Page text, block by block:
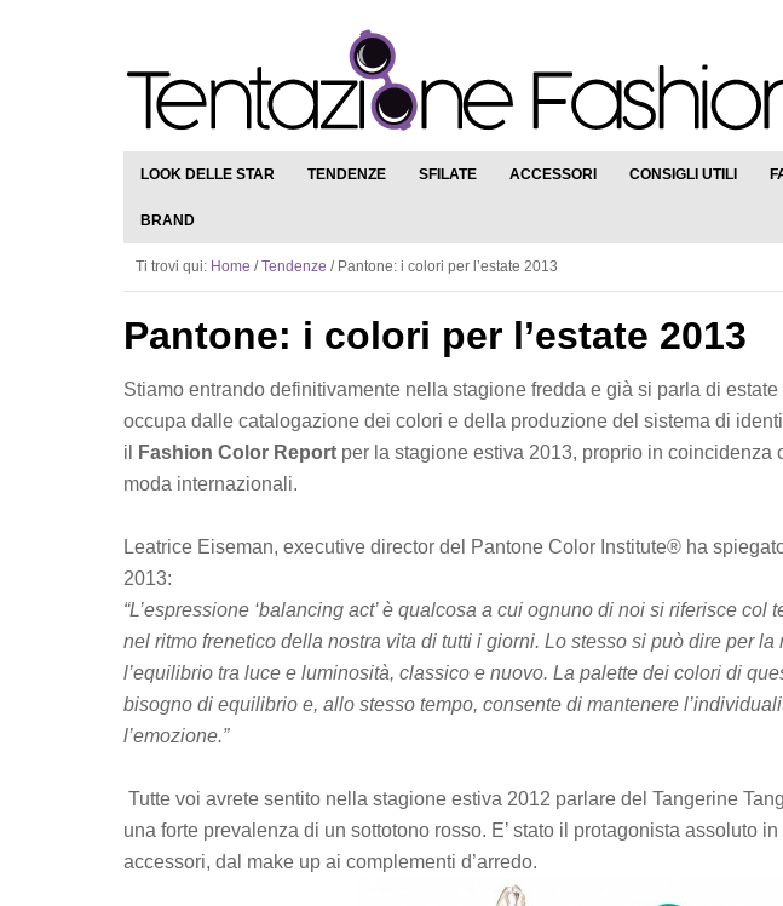
LOOK DELLE STAR TENDENZE SFILATE ACCESSORI CONSIGLI UTILI
BRAND
Ti trovi qui: Home / Tendenze /Pantone: i colori per l’estate 2013
Pantone: i colori per l’estate 2013
Stiamo entrando definitivamente nella stagione fredda e già si parla di estate
occupa dalle catalogazione dei colori e della produzione del sistema di
il
Fashion Color Report per la stagione estiva 2013, proprio in coincidenza
moda internazionali.
Leatrice Eiseman, executive director del Pantone Color Institute® ha
2013:
“L’espressione ‘balancing act’ è qualcosa a cui ognuno di noi si riferisce col
nel ritmo frenetico della nostra vita di tutti i giorni. Lo stesso si può dire per la
l’equilibrio tra luce e luminosità, classico e nuovo. La palette dei colori di
bisogno di equilibrio e, allo stesso tempo, consente di mantenere
l’emozione.”
Tutte voi avrete sentito nella stagione estiva 2012 parlare del Tangerine
una forte prevalenza di un sottotono rosso. E’ stato il protagonista assoluto
accessori, dal make up ai complementi d’arredo.